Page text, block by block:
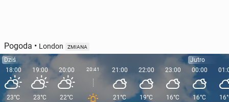
Pogoda • London ZMIANA
Dziś
18:00
23°C
19:00
23°C
20:00
22°C
20:41 21:00
21°C
22:00
19°C
23:00
16°C
Jutro
00:00
16°C